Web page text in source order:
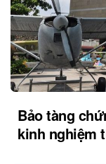
Bảo tàng
kinh nghiệm